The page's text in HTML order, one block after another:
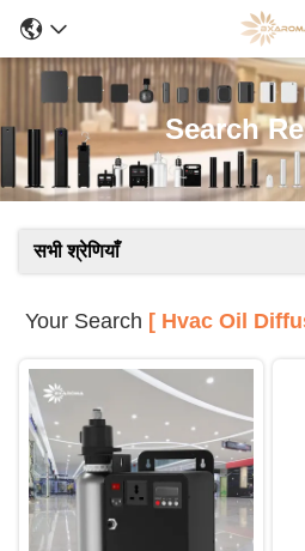
Search
सभी श्रेणियाँ
Your Search [ Hvac Oil